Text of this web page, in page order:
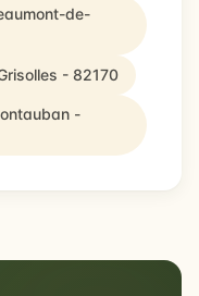
de-
- 82170
-